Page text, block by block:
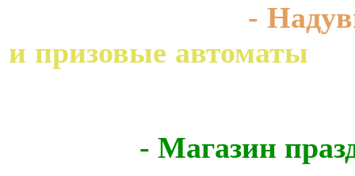
- Надувной
и призовые автоматы
- Магазин